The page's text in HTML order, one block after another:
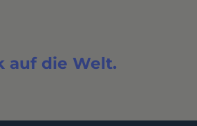
auf die Welt.